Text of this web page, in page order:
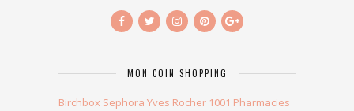
MON COIN SHOPPING
Birchbox Sephora Yves Rocher 1001 Pharmacies